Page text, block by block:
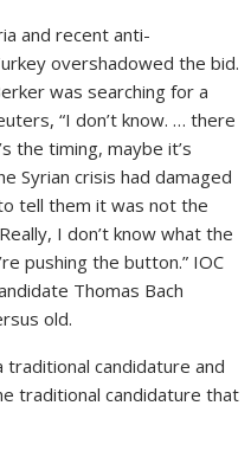
and recent anti-
overshadowed the bid.
was searching for a
“I don’t know. … there
the timing, maybe it’s
Syrian crisis had damaged
tell them it was not the
I don’t know what the
pushing the button.” IOC
Thomas Bach
old.
traditional candidature and
traditional candidature that